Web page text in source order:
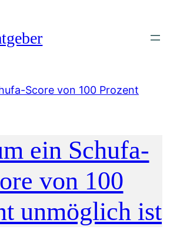
ein Schufa-
von 100
unmöglich ist